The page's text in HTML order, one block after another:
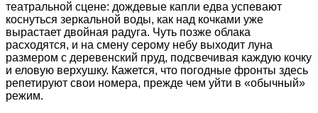
театральной сцене: дождевые капли едва успевают
коснуться зеркальной воды, как над кочками уже
вырастает двойная радуга. Чуть позже облака
расходятся, и на смену серому небу выходит луна
размером с деревенский пруд, подсвечивая каждую кочку
и еловую верхушку. Кажется, что погодные фронты здесь
репетируют свои номера, прежде чем уйти в «обычный»
режим.